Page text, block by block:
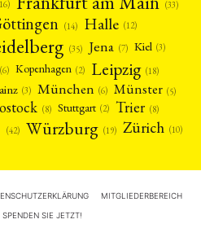
(33)
(14) Halle (12)
(35) Jena (7) Kiel (3)
(6) Kopenhagen (2) Leipzig (18)
(3) München (6) Münster (5)
(8) Stuttgart (2) Trier (8)
(42) Würzburg (19) Zürich (10)
MITGLIEDERBEREICH
SPENDEN SIE JETZT!